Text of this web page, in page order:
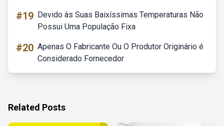
#19 Devido às Suas Baixíssimas Temperaturas Não
Possui Uma População Fixa
#20 Apenas O Fabricante Ou O Produtor Originário é
Considerado Fornecedor
Related Posts